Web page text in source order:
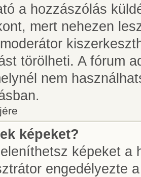
a hozzászólás
mert nehezen
törölheti. A fórum
nem
képeket?
képeket a
engedélyezte